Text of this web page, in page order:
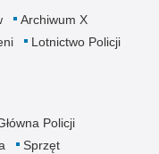
Archiwum X
Lotnictwo Policji
Policji
Sprzęt